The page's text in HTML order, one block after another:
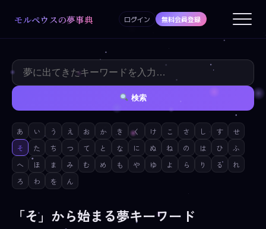
モルペウスの夢事典 ログイン 無料会員登録
検索
あ い う え お か き く け こ さ し す
せ
そ
た ち つ て と な に ぬ ね の は ひ
ふ
へ
ほ ま み む め も や ゆ よ ら り る
れ
ろ
わ を ん
「そ」から始まる夢キーワード